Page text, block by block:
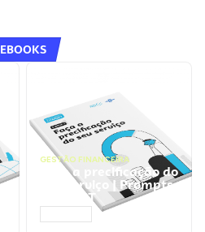
EBOOKS
GESTÃO FINANCEIRA
Faça a precificação do
seu serviço | Prompts
ChatGPT